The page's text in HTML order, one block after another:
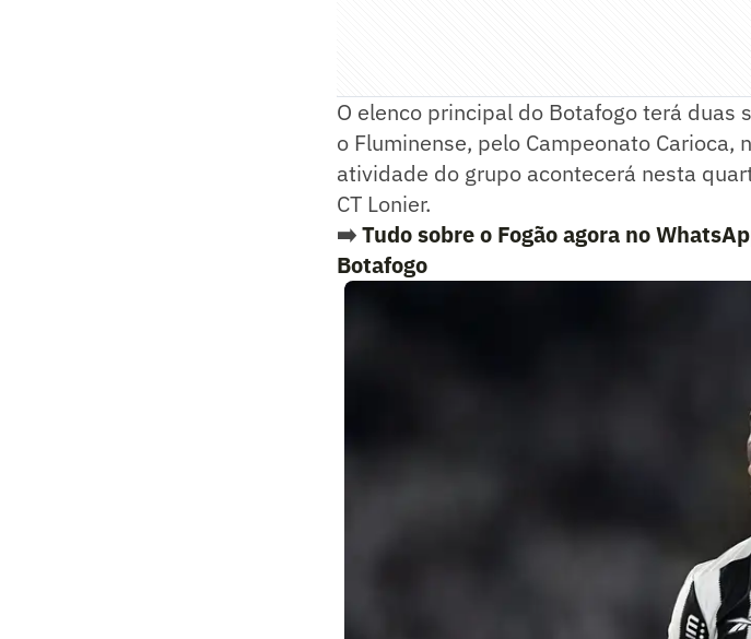
O elenco principal do Botafogo terá duas
o Fluminense, pelo Campeonato Carioca,
atividade do grupo acontecerá nesta
CT Lonier.
➡️Tudo sobre o Fogão agora no
Botafogo